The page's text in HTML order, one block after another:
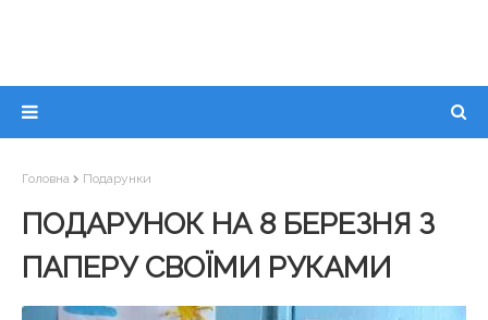
Головна Подарунки
ПОДАРУНОК НА 8 БЕРЕЗНЯ З
ПАПЕРУ СВОЇМИ РУКАМИ